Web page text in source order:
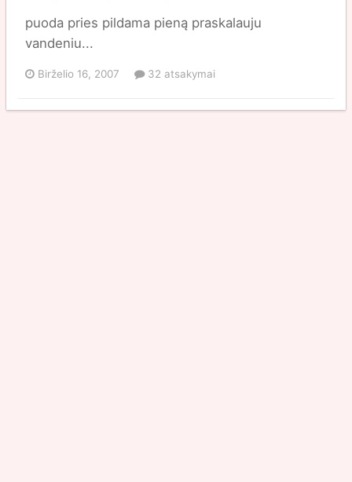
puoda pries pildama pieną praskalauju
vandeniu...
Birželio 16, 2007 32 atsakymai